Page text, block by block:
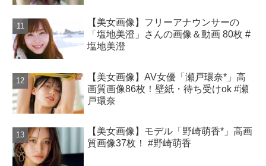
【美女画像】フリーアナウンサーの
「塩地美澄」さんの画像＆動画 80枚 #
塩地美澄
【美女画像】AV女優「瀬戸環奈*」高
画質画像86枚！壁紙・待ち受けok #瀬
戸環奈
【美女画像】モデル「野崎萌香*」高画
質画像37枚！ #野崎萌香